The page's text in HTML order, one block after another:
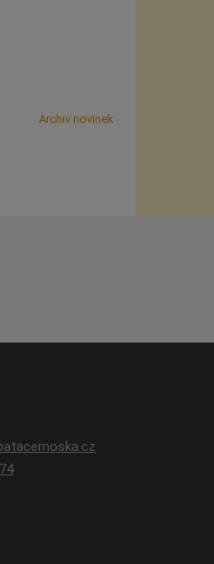
Archiv novinek